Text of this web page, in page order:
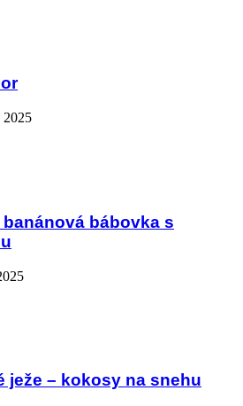
2025
bábovka s
ježe – kokosy na snehu